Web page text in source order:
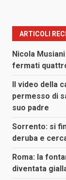
ARTICOLI
Nicola
fermati
Il video della
permesso di
suo padre
Sorrento: si
deruba e
Roma: la
diventata